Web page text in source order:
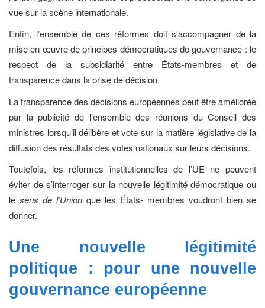
vue sur la scène internationale.
Enfin, l’ensemble de ces réformes doit s’accompagner de la
mise en œuvre de principes démocratiques de gouvernance : le
respect de la subsidiarité entre États-membres et de
transparence dans la prise de décision.
La transparence des décisions européennes peut être améliorée
par la publicité de l’ensemble des réunions du Conseil des
ministres lorsqu’il délibère et vote sur la matière législative de la
diffusion des résultats des votes nationaux sur leurs décisions.
Toutefois, les réformes institutionnelles de l’UE ne peuvent
éviter de s’interroger sur la nouvelle légitimité démocratique ou
le sens de l’Union que les États- membres voudront bien se
donner.
Une nouvelle légitimité
politique : pour une nouvelle
gouvernance européenne